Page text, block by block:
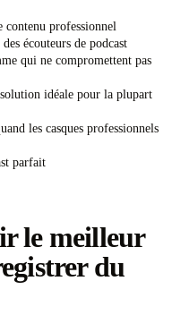
contenu professionnel
écouteurs de podcast
qui ne compromettent pas
idéale pour la plupart
les casques professionnels
parfait
le meilleur
du